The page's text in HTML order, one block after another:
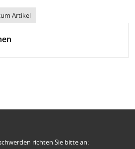
Artikel
richten Sie bitte an: